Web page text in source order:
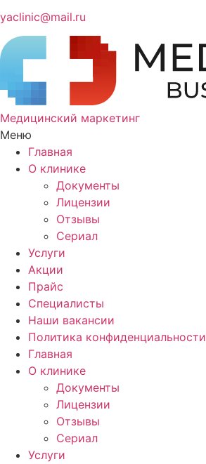
yaclinic@mail.ru
Медицинский маркетинг
Меню
Главная
О клинике
Документы
Лицензии
Отзывы
Сериал
Услуги
Акции
Прайс
Специалисты
Наши вакансии
Политика конфиденциальности
Главная
О клинике
Документы
Лицензии
Отзывы
Сериал
Услуги